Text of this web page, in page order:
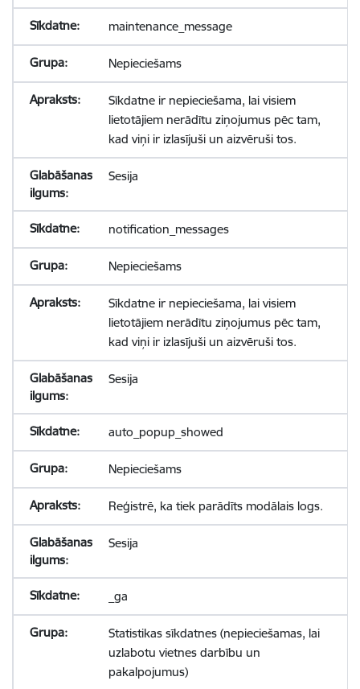
maintenance_message
Nepieciešams
Sīkdatne ir nepieciešama, lai visiem
lietotājiem nerādītu ziņojumus pēc tam,
kad viņi ir izlasījuši un aizvēruši tos.
Sesija
notification_messages
Nepieciešams
Sīkdatne ir nepieciešama, lai visiem
lietotājiem nerādītu ziņojumus pēc tam,
kad viņi ir izlasījuši un aizvēruši tos.
Sesija
auto_popup_showed
Nepieciešams
Reģistrē, ka tiek parādīts modālais logs.
Sesija
_ga
Statistikas sīkdatnes (nepieciešamas, lai
uzlabotu vietnes darbību un
pakalpojumus)